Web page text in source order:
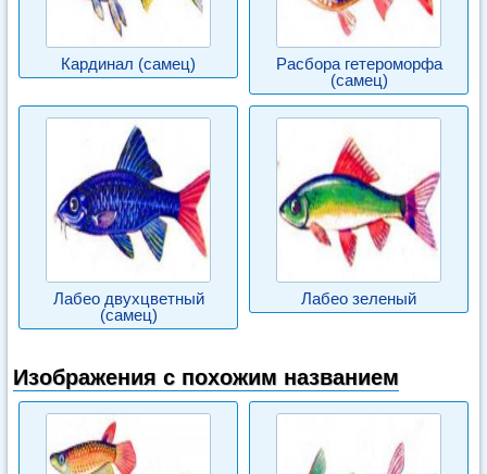
Кардинал (самец)
Расбора гетероморфа
(самец)
Лабео двухцветный
(самец)
Лабео зеленый
Изображения с похожим названием